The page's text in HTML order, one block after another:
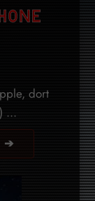
dort
...
➔